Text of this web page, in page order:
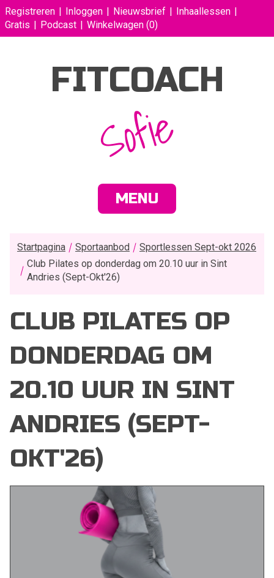
Registreren Inloggen Nieuwsbrief
Inhaallessen
Gratis
Podcast Winkelwagen (0)
FITCOACH
Sofie
MENU
Startpagina Sportaanbod
Sportlessen Sept-okt 2026
Club Pilates op donderdag om 20.10 uur in Sint
Andries (Sept-Okt'26)
CLUB PILATES OP
DONDERDAG OM
20.10 UUR IN SINT
ANDRIES (SEPT-
OKT'26)